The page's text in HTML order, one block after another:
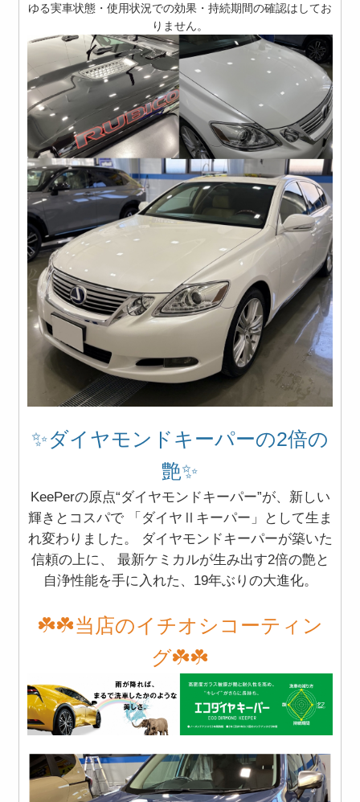
ゆる実車状態・使用状況での効果・持続期間の確認はしてお
りません。
✨ダイヤモンドキーパーの2倍の
艶✨
KeePerの原点“ダイヤモンドキーパー”が、新しい
輝きとコスパで 「ダイヤⅡキーパー」として生ま
れ変わりました。 ダイヤモンドキーパーが築いた
信頼の上に、 最新ケミカルが生み出す2倍の艶と
自浄性能を手に入れた、19年ぶりの大進化。
☘️☘️当店のイチオシコーティン
グ☘️☘️